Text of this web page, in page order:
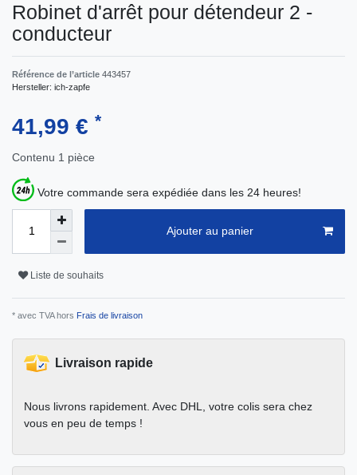
Robinet d'arrêt pour détendeur 2 -
conducteur
Référence de l’article 443457
Hersteller: ich-zapfe
41,99 € *
Contenu 1 pièce
Votre commande sera expédiée dans les 24 heures!
Ajouter au panier
Liste de souhaits
* avec TVA hors Frais de livraison
Livraison rapide
Nous livrons rapidement. Avec DHL, votre colis sera chez
vous en peu de temps !